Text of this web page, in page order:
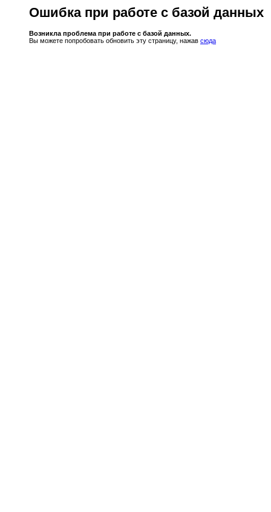
Ошибка при работе с базой данных
Возникла проблема при работе с базой данных.
Вы можете попробовать обновить эту страницу, нажав сюда